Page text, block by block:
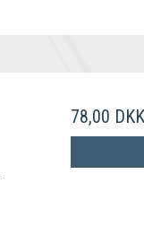
78,00 DKK